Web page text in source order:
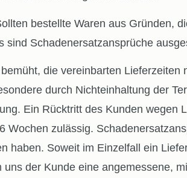
bestellte Waren aus Gründen,
sind Schadenersatzansprüche
die vereinbarten
durch Nichteinhaltung der
Ein Rücktritt des Kunden
Wochen zulässig.
haben. Soweit im Einzelfall ein
der Kunde eine angemessene,